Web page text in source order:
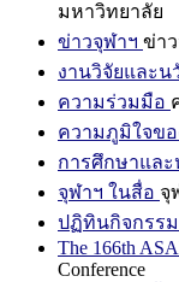
มหาวิทยาลัย
ข่าวจุฬาฯ ข่า
งานวิจัยและน
ความร่วมมือ
ความภูมิใจขอ
การศึกษาแล
จุฬาฯ ในสื่อ จุ
ปฏิทินกิจกรรม
The 166th
Conference